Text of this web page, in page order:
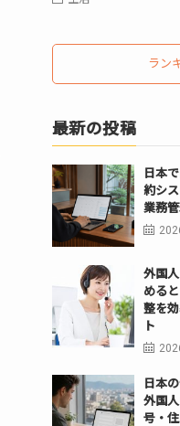
ラン
最新の投稿
日本
約シ
業務
外国
める
整を
ト
日本
外国
号・